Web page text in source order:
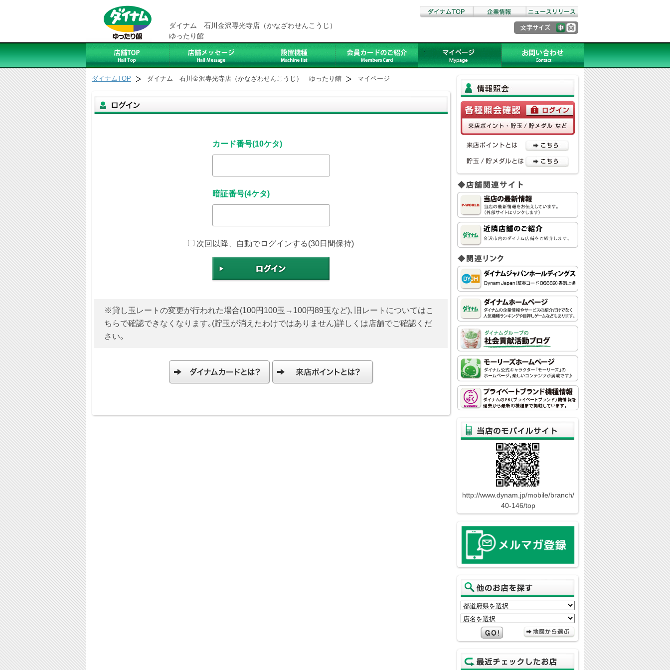
ダイナム 石川金沢専光寺店（かなざわせんこうじ）
ゆったり館
ダイナムTOP ダイナム 石川金沢専光寺店（かなざわせんこうじ） ゆったり館 マイページ
カード番号(10ケタ)
暗証番号(4ケタ)
次回以降、自動でログインする(30日間保持)
※貸し玉レートの変更が行われた場合(100円100玉→100円89玉など)､旧レートについてはこ
ちらで確認できなくなります｡(貯玉が消えたわけではありません)詳しくは店舗でご確認くだ
さい｡
http://www.dynam.jp/mobile/branch/
40-146/top